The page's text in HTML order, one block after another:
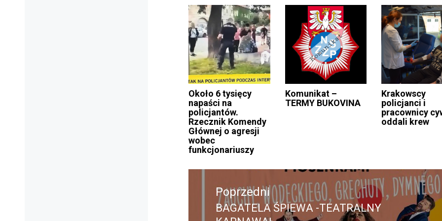
Około 6 tysięcy
napaści na
policjantów.
Rzecznik Komendy
Głównej o agresji
wobec
funkcjonariuszy
Komunikat –
TERMY BUKOVINA
Krakowscy
policjanci i
pracownicy
oddali krew
Nawigacja
wpisuPoprzedni
Poprzedni
BAGATELA ŚPIEWA -TEATRALNY